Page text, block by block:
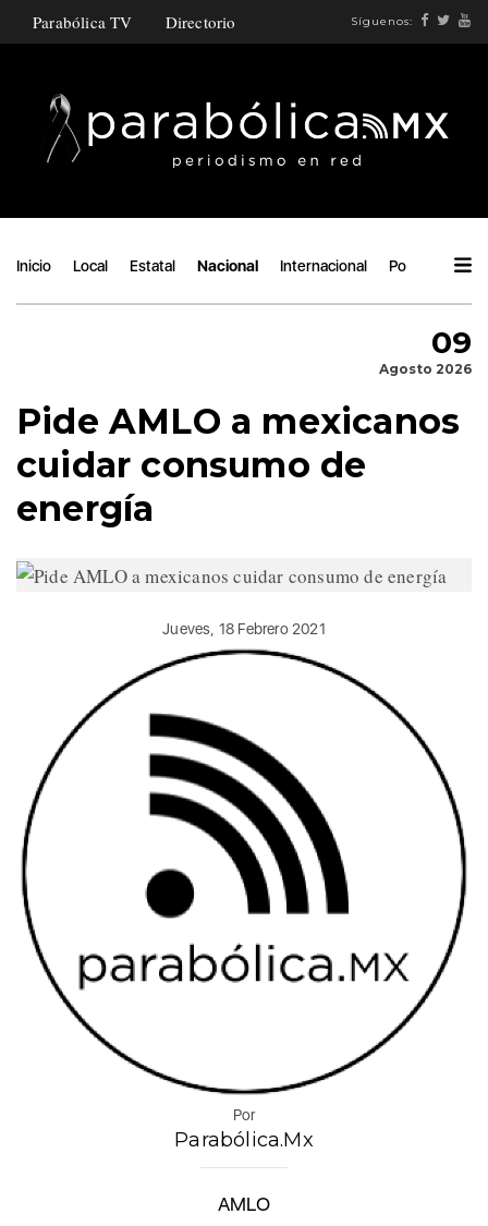
Parabólica TV Directorio Síguenos:
Inicio Local Estatal Nacional Internacional Política
09
Agosto 2026
Pide AMLO a mexicanos
cuidar consumo de
energía
Jueves, 18 Febrero 2021
Por
Parabólica.Mx
AMLO